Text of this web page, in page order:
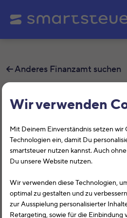
Wir verwenden
Mit Deinem Einverständnis setzen wir
Technologien ein, damit Du
smartsteuer nutzen kannst. Auch
Du unsere Website nutzen.
Wir verwenden diese Technologien,
optimal zu gestalten und zu
zur Ausspielung personalisierter
Retargeting, sowie für die Einbindung
Anderes Finanzamt suchen
Finanzamt
Auf dieser Seite findest
Informationen zum
Erhebung, Winzererstr.
9189.
Das Finanzamt München